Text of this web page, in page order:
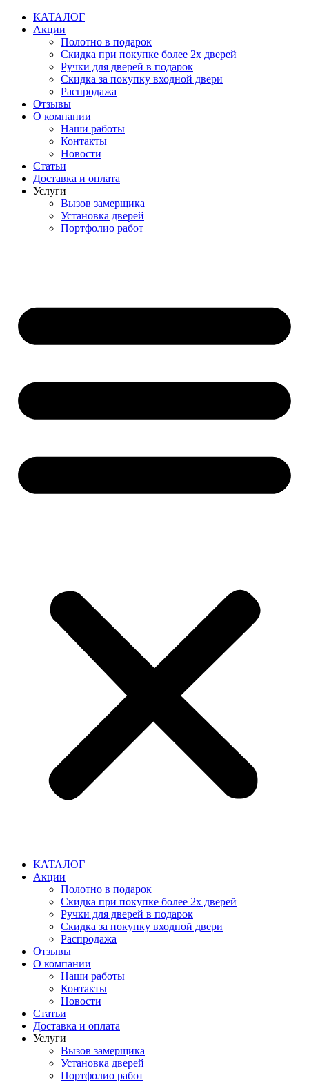
Перейти
содержимому
КАТАЛОГ
Акции
Полотно в подарок
Скидка при покупке более 2х дверей
Ручки для дверей в подарок
Скидка за покупку входной двери
Распродажа
Отзывы
О компании
Наши работы
Контакты
Новости
Статьи
Доставка и оплата
Услуги
Вызов замерщика
Установка дверей
Портфолио работ
КАТАЛОГ
Акции
Полотно в подарок
Скидка при покупке более 2х дверей
Ручки для дверей в подарок
Скидка за покупку входной двери
Распродажа
Отзывы
О компании
Наши работы
Контакты
Новости
Статьи
Доставка и оплата
Услуги
Вызов замерщика
Установка дверей
Портфолио работ